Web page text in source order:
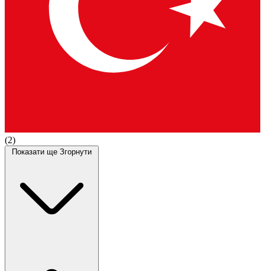
(2)
Показати ще Згорнути